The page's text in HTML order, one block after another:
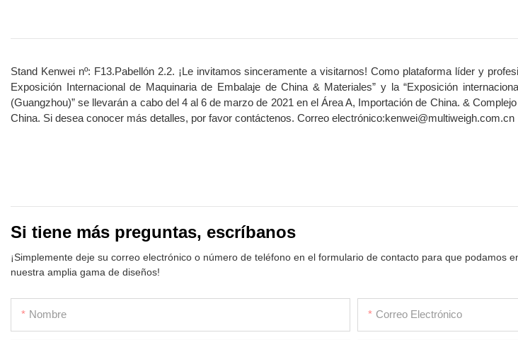
Stand Kenwei nº: F13.Pabellón 2.2. ¡Le invitamos sinceramente a visitarnos! Como plataforma líder y
Exposición Internacional de Maquinaria de Embalaje de China & Materiales” y la “Exposición
(Guangzhou)” se llevarán a cabo del 4 al 6 de marzo de 2021 en el Área A, Importación de China. &
China. Si desea conocer más detalles, por favor contáctenos. Correo electrónico:kenwei@multiweigh.com.cn
Si tiene más preguntas, escríbanos
¡Simplemente deje su correo electrónico o número de teléfono en el formulario de contacto para que podamos
nuestra amplia gama de diseños!
Nombre Correo Electrónico